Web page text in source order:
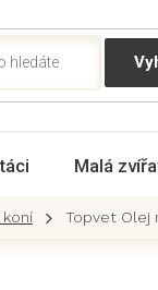
Malá
Topvet Olej